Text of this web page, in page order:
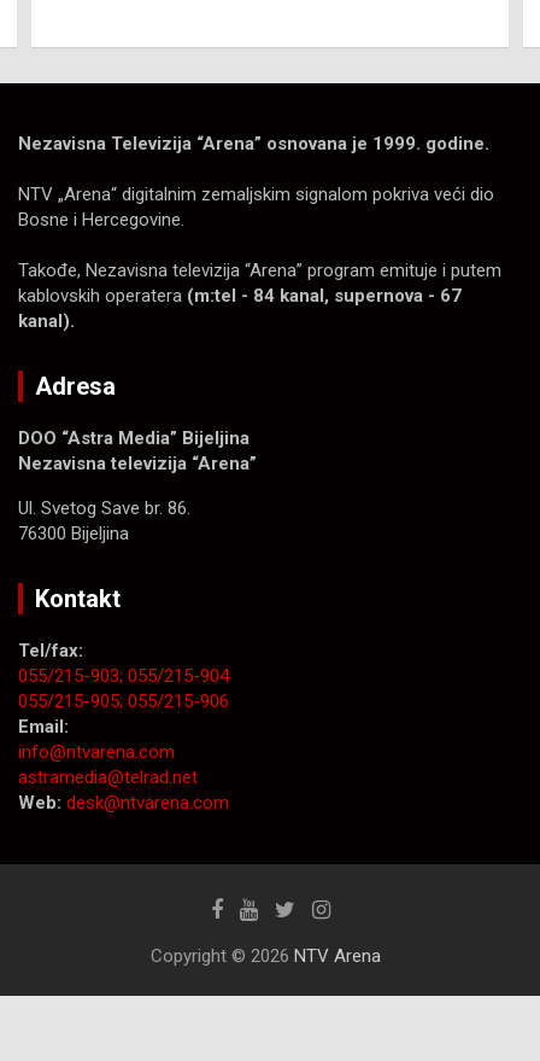
Nezavisna Televizija “Arena” osnovana je 1999. godine.
NTV „Arena“ digitalnim zemaljskim signalom pokriva veći dio
Bosne i Hercegovine.
Takođe, Nezavisna televizija “Arena” program emituje i putem
kablovskih operatera (m:tel - 84 kanal, supernova - 67
kanal).
Adresa
DOO “Astra Media” Bijeljina
Nezavisna televizija “Arena”
Ul. Svetog Save br. 86.
76300 Bijeljina
Kontakt
Tel/fax:
055/215-903; 055/215-904
055/215-905; 055/215-906
Email:
info@ntvarena.com
astramedia@telrad.net
Web: desk@ntvarena.com
Copyright © 2026 NTV Arena